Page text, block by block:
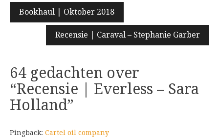
Bericht
navigatie
Bookhaul | Oktober 2018
Recensie | Caraval – Stephanie Garber
64 gedachten over
“Recensie | Everless – Sara
Holland”
Pingback: Cartel oil company